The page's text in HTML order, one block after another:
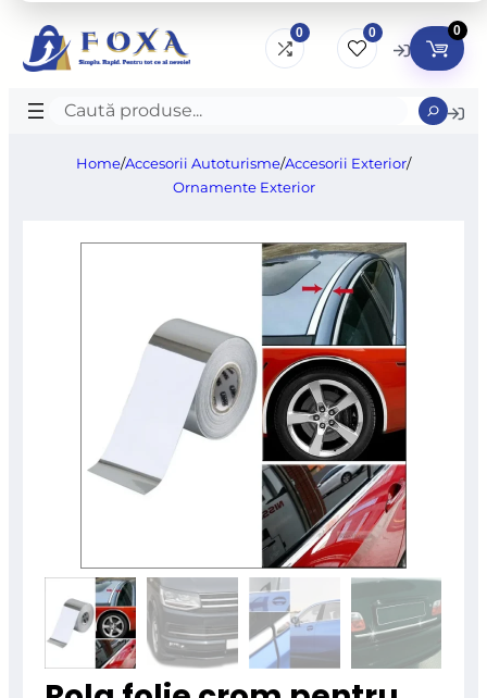
0 0 0
Caută
Home/Accesorii Autoturisme/Accesorii Exterior/
Ornamente Exterior